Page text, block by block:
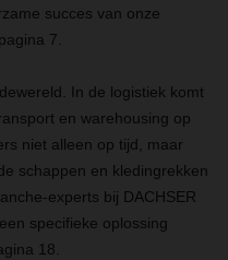
succes van onze
7.
In de logistiek komt
en warehousing op
niet alleen op tijd, maar
schappen en kledingrekken
experts bij DACHSER
specifieke oplossing
18.